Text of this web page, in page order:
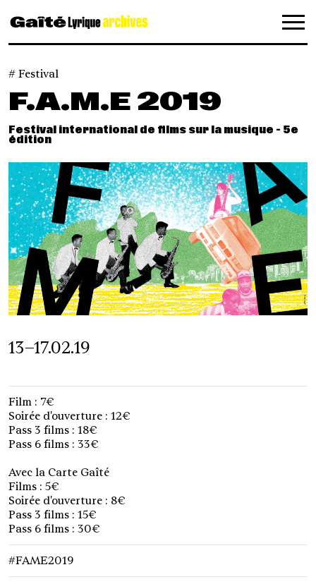
Festival
F.A.M.E 2019
Festival international de films sur la musique - 5e
édition
13–17.02.19
Film : 7€
Soirée d'ouverture : 12€
Pass 3 films : 18€
Pass 6 films : 33€
Avec la Carte Gaîté
Films : 5€
Soirée d'ouverture : 8€
Pass 3 films : 15€
Pass 6 films : 30€
#FAME2019